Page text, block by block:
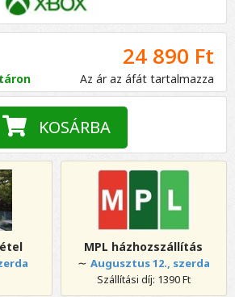
24 890 Ft
Az ár az áfát tartalmazza
KOSÁRBA
MPL házhozszállítás
∼ Augusztus 12., szerda
Szállítási díj: 1390 Ft